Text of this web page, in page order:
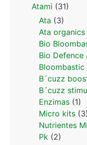
Atami (31)
Ata (3)
Ata organics
Bio
Bio Defence
Bloombastic
B´cuzz
B´cuzz
Enzimas (1)
Micro kits (3)
Nutrientes
Pk (2)